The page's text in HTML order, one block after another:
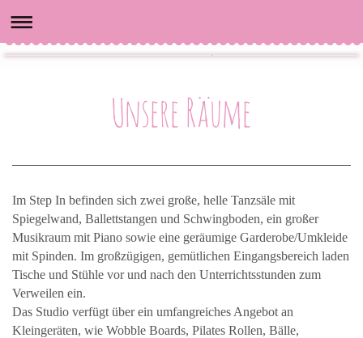
Unsere Räume
Im Step In befinden sich zwei große, helle Tanzsäle mit
Spiegelwand, Ballettstangen und Schwingboden, ein großer
Musikraum mit Piano sowie eine geräumige Garderobe/Umkleide
mit Spinden. Im großzügigen, gemütlichen Eingangsbereich laden
Tische und Stühle vor und nach den Unterrichtsstunden zum
Verweilen ein.
Das Studio verfügt über ein umfangreiches Angebot an
Kleingeräten, wie Wobble Boards, Pilates Rollen, Bälle,